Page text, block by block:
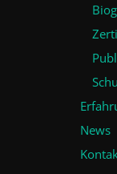
News